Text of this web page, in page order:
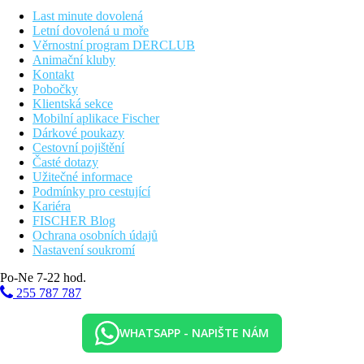
Pláž
Písečná pláž s pozvolným vstupem přímo u hotelu, slunečníky a
lehátka zdarma (dle dostupnosti). Místy kamenná plata.
Stravování
All Inclusive
Snídaně formou bufetu 7:30–10:00, oběd formou bufetu
12:30–14:00, večeře formou bufetu 18:30–21:00
Lehké občerstvení
červen-srpen: 11:00-16:30
září: 10:00-12:00 a 15:00-17:00
Neomezené množství vybraných místních rozlévaných
nealkoholických a alkoholických nápojů 10:00-23:00
Výše uvedené časy jsou určeny hotelem a mohou se změnit.
Sportovní nabídka
Za poplatek:
Sportovní aktivity probíhají v hotelu HVD Riviera Beach.
Last minute dovolená
Letní dovolená u moře
Věrnostní program DERCLUB
Animační kluby
Kontakt
Pobočky
Klientská sekce
Mobilní aplikace Fischer
Dárkové poukazy
Cestovní pojištění
Časté dotazy
Užitečné informace
Podmínky pro cestující
Kariéra
FISCHER Blog
Ochrana osobních údajů
Nastavení soukromí
Po-Ne 7-22 hod.
255 787 787
WHATSAPP - NAPIŠTE NÁM